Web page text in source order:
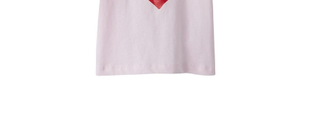
Pashuiske